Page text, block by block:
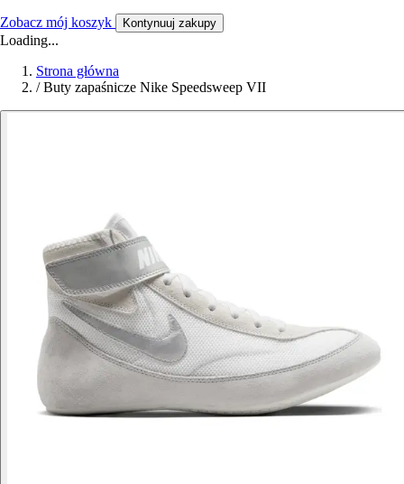
Zobacz mój koszyk Kontynuuj zakupy
Loading...
Strona główna
/ Buty zapaśnicze Nike Speedsweep VII